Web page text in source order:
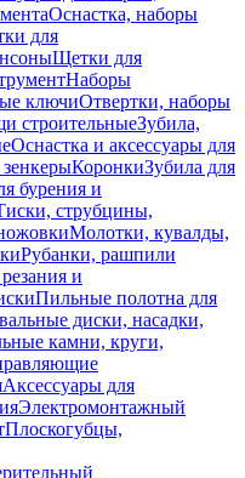
Оснастка, наборы
для
Щетки для
Наборы
ключиОтвертки, наборы
строительныеЗубила,
Оснастка и аксессуары для
КоронкиЗубила для
бурения и
струбцины,
Молотки, кувалды,
Рубанки, рашпили
и
Пильные полотна для
диски, насадки,
камни, круги,
Аксессуары для
Электромонтажный
Плоскогубцы,